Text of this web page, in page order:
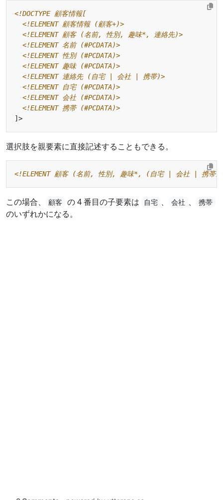
  <!ELEMENT 顧客情報 (顧客+)>
<!ELEMENT 顧客 (名前, 性別, 趣味*, 連絡先)>
<!ELEMENT 名前 (#PCDATA)>
<!ELEMENT 性別 (#PCDATA)>
<!ELEMENT 趣味 (#PCDATA)>
<!ELEMENT 連絡先 (自宅 | 会社 | 携帯)>
<!ELEMENT 自宅 (#PCDATA)>
<!ELEMENT 会社 (#PCDATA)>
<!ELEMENT 携帯 (#PCDATA)>
選択肢を親要素に直接記述することもできる。
<!ELEMENT 顧客 (名前, 性別, 趣味*, (自宅 | 会社 | 携帯
この場合、 顧客 の 4 番目の子要素は 自宅 、 会社 、 携帯
のいずれかになる。